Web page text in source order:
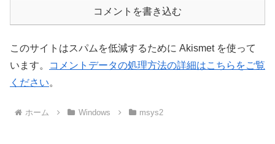
コメントを書き込む
このサイトはスパムを低減するために Akismet を使って
います。
コメントデータの処理方法の詳細はこちらをご覧
ください。
ホーム Windows msys2